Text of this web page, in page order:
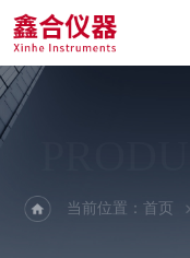
当前位置：首页